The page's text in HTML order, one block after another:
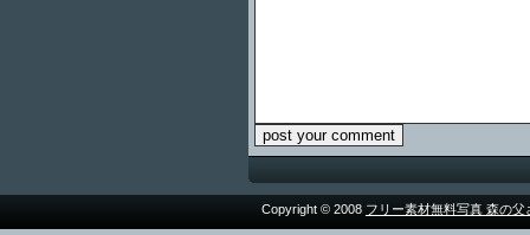
Copyright © 2008 フリー素材無料写真 森の父